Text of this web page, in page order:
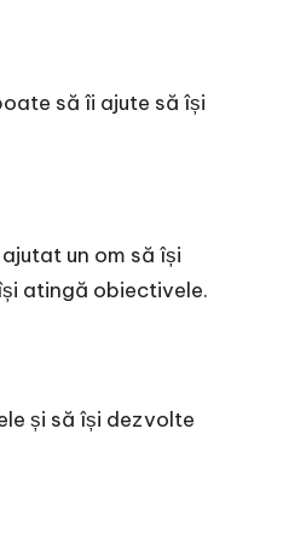
să îi ajute să își
un om să își
atingă obiectivele.
și să își dezvolte